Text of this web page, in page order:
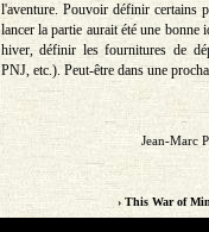
l'aventure. Pouvoir définir certains
lancer la partie aurait été une bonne
hiver, définir les fournitures de
PNJ, etc.). Peut-être dans une
Jean-Marc
› This War of